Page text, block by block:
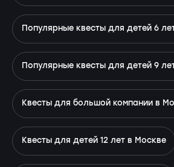
Популярные квесты для детей 6
Популярные квесты для детей 9
Квесты для большой компании в
Квесты для детей 12 лет в Москве